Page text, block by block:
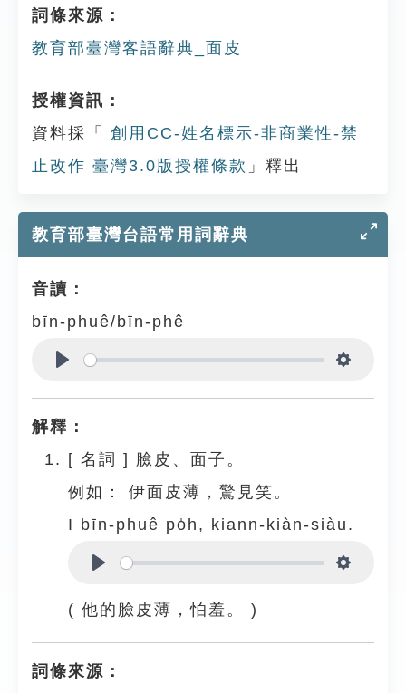
詞條來源：
教育部臺灣客語辭典_面皮
授權資訊：
資料採「
創用CC-姓名標示-非商業性-禁
止改作 臺灣3.0版授權條款 」釋出
教育部臺灣台語常用詞辭典
音讀：
bīn-phuê/bīn-phê
解釋：
[ 名詞 ] 臉皮、面子。
例如：
伊面皮薄，驚見笑。
I bīn-phuê po̍h, kiann-kiàn-siàu.
( 他的臉皮薄，怕羞。 )
詞條來源：